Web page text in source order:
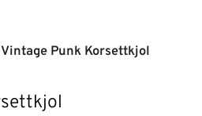
Vintage Punk Korsettkjol